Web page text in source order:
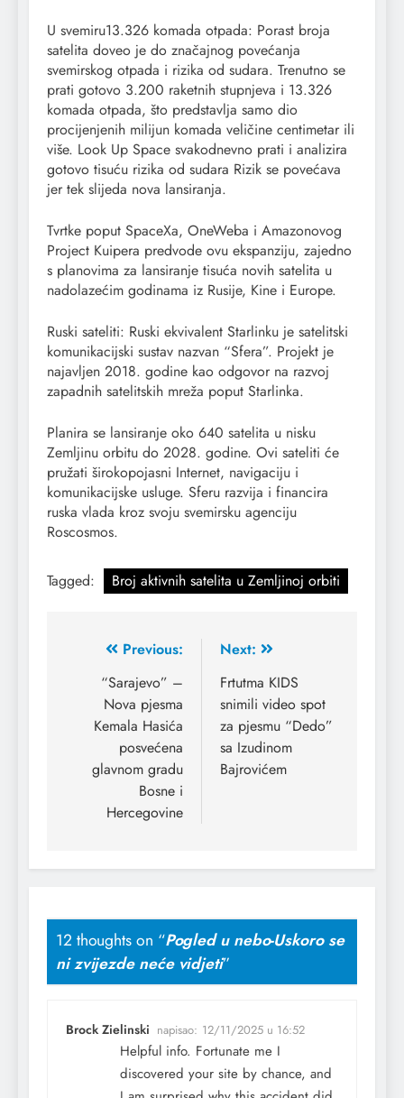
U svemiru13.326 komada otpada: Porast broja
satelita doveo je do značajnog povećanja
svemirskog otpada i rizika od sudara. Trenutno se
prati gotovo 3.200 raketnih stupnjeva i 13.326
komada otpada, što predstavlja samo dio
procijenjenih milijun komada veličine centimetar ili
više. Look Up Space svakodnevno prati i analizira
gotovo tisuću rizika od sudara Rizik se povećava
jer tek slijeda nova lansiranja.
Tvrtke poput SpaceXa, OneWeba i Amazonovog
Project Kuipera predvode ovu ekspanziju, zajedno
s planovima za lansiranje tisuća novih satelita u
nadolazećim godinama iz Rusije, Kine i Europe.
Ruski sateliti: Ruski ekvivalent Starlinku je satelitski
komunikacijski sustav nazvan “Sfera”. Projekt je
najavljen 2018. godine kao odgovor na razvoj
zapadnih satelitskih mreža poput Starlinka.
Planira se lansiranje oko 640 satelita u nisku
Zemljinu orbitu do 2028. godine. Ovi sateliti će
pružati širokopojasni Internet, navigaciju i
komunikacijske usluge. Sferu razvija i financira
ruska vlada kroz svoju svemirsku agenciju
Roscosmos.
Tagged: Broj aktivnih satelita u Zemljinoj orbiti
Previous:
“Sarajevo” –
Nova pjesma
Kemala Hasića
posvećena
glavnom gradu
Bosne i
Hercegovine
Next:
Frtutma KIDS
snimili video spot
za pjesmu “Dedo”
sa Izudinom
Bajrovićem
12 thoughts on “Pogled u nebo-Uskoro se
ni zvijezde neće vidjeti”
Brock Zielinski napisao: 12/11/2025 u 16:52
Helpful info. Fortunate me I
discovered your site by chance, and